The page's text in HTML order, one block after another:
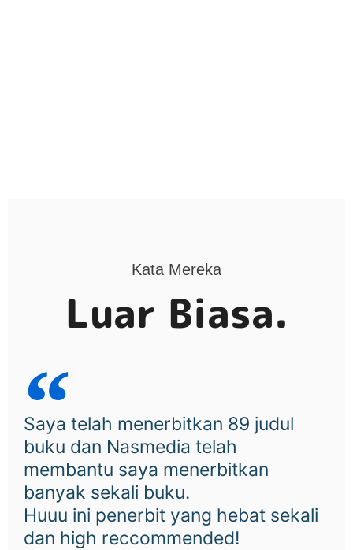
Kata Mereka
Luar Biasa.
Saya telah menerbitkan 89 judul
buku dan Nasmedia telah
membantu saya menerbitkan
banyak sekali buku.
Huuu ini penerbit yang hebat sekali
dan high reccommended!